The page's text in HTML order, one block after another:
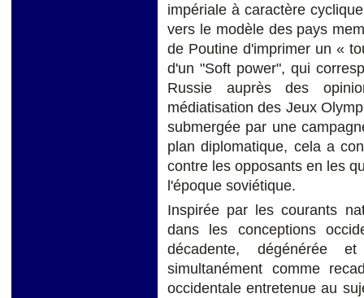
impériale à caractère
vers le modèle des pays
de Poutine d'imprimer un «
d'un "Soft power", qui
Russie auprès des
médiatisation des Jeux
submergée par une
plan diplomatique, cela a
contre les opposants en les
l'époque soviétique.
Inspirée par les courants
dans les conceptions
décadente, dégénérée
simultanément comme
occidentale entretenue au